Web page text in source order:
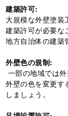
建築許可:
大規模な外壁塗装
建築許可が必要な
地方自治体の建築
外壁色の規制:
一部の地域では
外壁の色を変更す
しましょう。